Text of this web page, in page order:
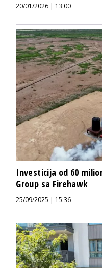
20/01/2026 | 13:00
Investicija od 60
Group sa Firehawk
25/09/2025 | 15:36